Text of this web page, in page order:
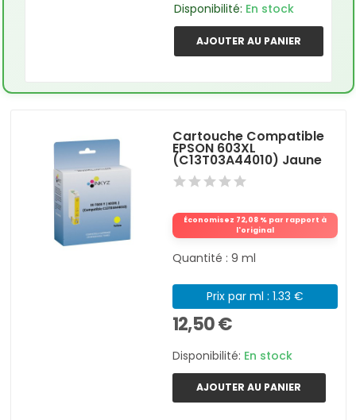
Disponibilité: En stock
AJOUTER AU PANIER
Cartouche Compatible
EPSON 603XL
(C13T03A44010) Jaune
Économisez 72,08 % par rapport à
l'original
Quantité : 9 ml
Prix par ml : 1.33 €
12,50 €
Disponibilité: En stock
AJOUTER AU PANIER